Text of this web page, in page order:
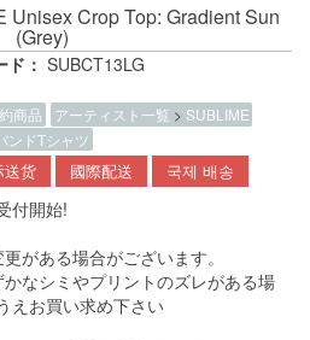
Unisex Crop Top: Gradient Sun
(Grey)
ド： SUBCT13LG
商品 アーティスト一覧 > SUBLIME
ンドTシャツ
送货 國際配送 국제 배송
付開始!
がある場合がございます。
なシミやプリントのズレがある場
えお買い求め下さい